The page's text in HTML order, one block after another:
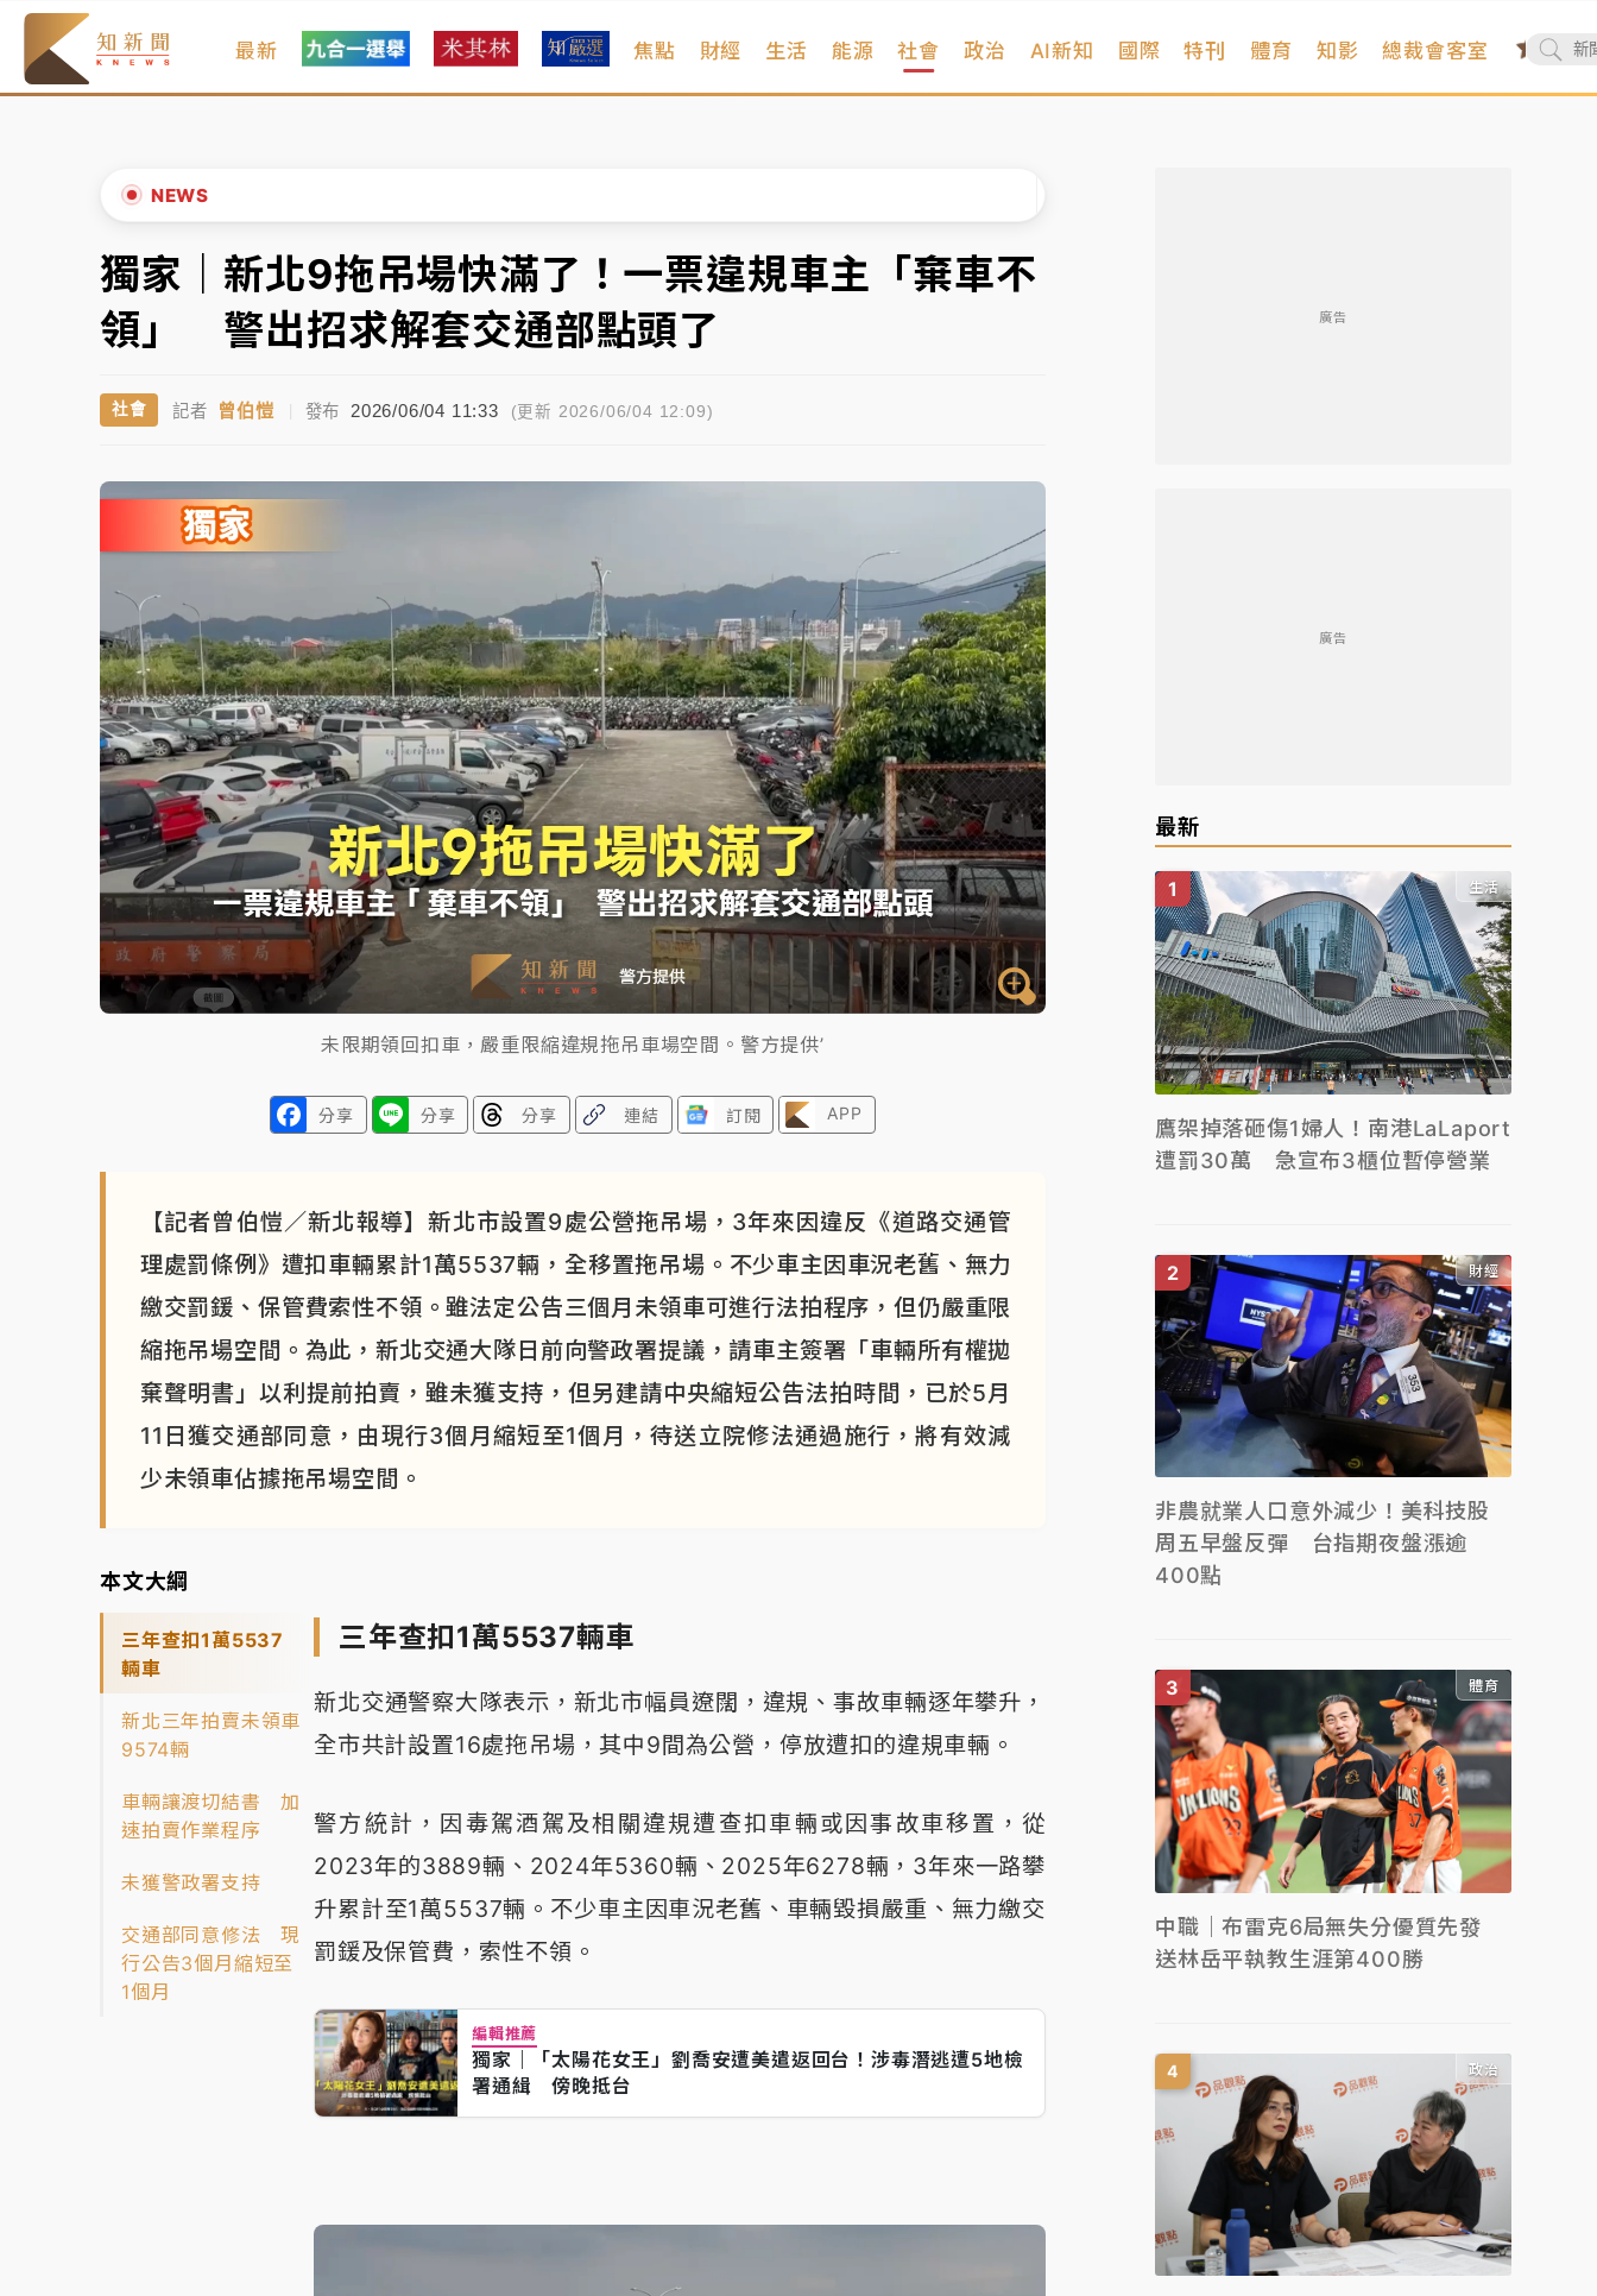
最新 焦點 財經 生活 能源 社會 政治 AI新知 國際 特刊 體育 知影 總裁會客室
NEWS
中信慈善基金會想增加董事人數！辜仲諒向法院聲請遭駁 理由曝光
故宮《龍藏經》特展第2檔！今線上預約開賣一度塞車 周六起展出延長至晚上7時
台東農業處長涉圖利渡假村！東檢抗告成功 今重開羈押庭
女律師陳昱瑄詐慈濟10億！黃金158kg遭查扣畫面曝光
中信慈善基金會想增加董事人數！辜仲諒向法院聲請遭駁 理由曝光
故宮《龍藏經》特展第2檔！今線上預約開賣一度塞車 周六起展出延長至晚上7時
台東農業處長涉圖利渡假村！東檢抗告成功 今重開羈押庭
父親節泡湯了！中颱白海豚雨彈轟3天 「紅到發紫」降雨熱區曝
▲
▼
獨家｜新北9拖吊場快滿了！一票違規車主「棄車不
領」 警出招求解套交通部點頭了
社會 記者 曾伯愷 | 發布 2026/06/04 11:33 (更新 2026/06/04 12:09)
未限期領回扣車，嚴重限縮違規拖吊車場空間。警方提供’
分享 分享 分享 連結 訂閱 APP
【記者曾伯愷／新北報導】新北市設置9處公營拖吊場，3年來因違反《道路交通管
理處罰條例》遭扣車輛累計1萬5537輛，全移置拖吊場。不少車主因車況老舊、無力
繳交罰鍰、保管費索性不領。雖法定公告三個月未領車可進行法拍程序，但仍嚴重限
縮拖吊場空間。為此，新北交通大隊日前向警政署提議，請車主簽署「車輛所有權拋
棄聲明書」以利提前拍賣，雖未獲支持，但另建請中央縮短公告法拍時間，已於5月
11日獲交通部同意，由現行3個月縮短至1個月，待送立院修法通過施行，將有效減
少未領車佔據拖吊場空間。
本文大綱
三年查扣1萬5537
輛車
新北三年拍賣未領車
9574輛
車輛讓渡切結書 加
速拍賣作業程序
未獲警政署支持
交通部同意修法 現
行公告3個月縮短至
1個月
三年查扣1萬5537輛車
新北交通警察大隊表示，新北市幅員遼闊，違規、事故車輛逐年攀升，
全市共計設置16處拖吊場，其中9間為公營，停放遭扣的違規車輛。
警方統計，因毒駕酒駕及相關違規遭查扣車輛或因事故車移置，從
2023年的3889輛、2024年5360輛、2025年6278輛，3年來一路攀
升累計至1萬5537輛。不少車主因車況老舊、車輛毀損嚴重、無力繳交
罰鍰及保管費，索性不領。
編輯推薦
獨家｜「太陽花女王」劉喬安遭美遣返回台！涉毒潛逃遭5地檢
署通緝 傍晚抵台
廣告
廣告
最新
生活
鷹架掉落砸傷1婦人！南港LaLaport
遭罰30萬 急宣布3櫃位暫停營業
財經
非農就業人口意外減少！美科技股
周五早盤反彈 台指期夜盤漲逾
400點
體育
中職｜布雷克6局無失分優質先發
送林岳平執教生涯第400勝
政治